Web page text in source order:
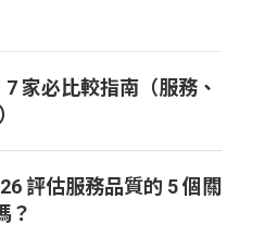
家必比較指南（服務、
評估服務品質的 5 個關
？